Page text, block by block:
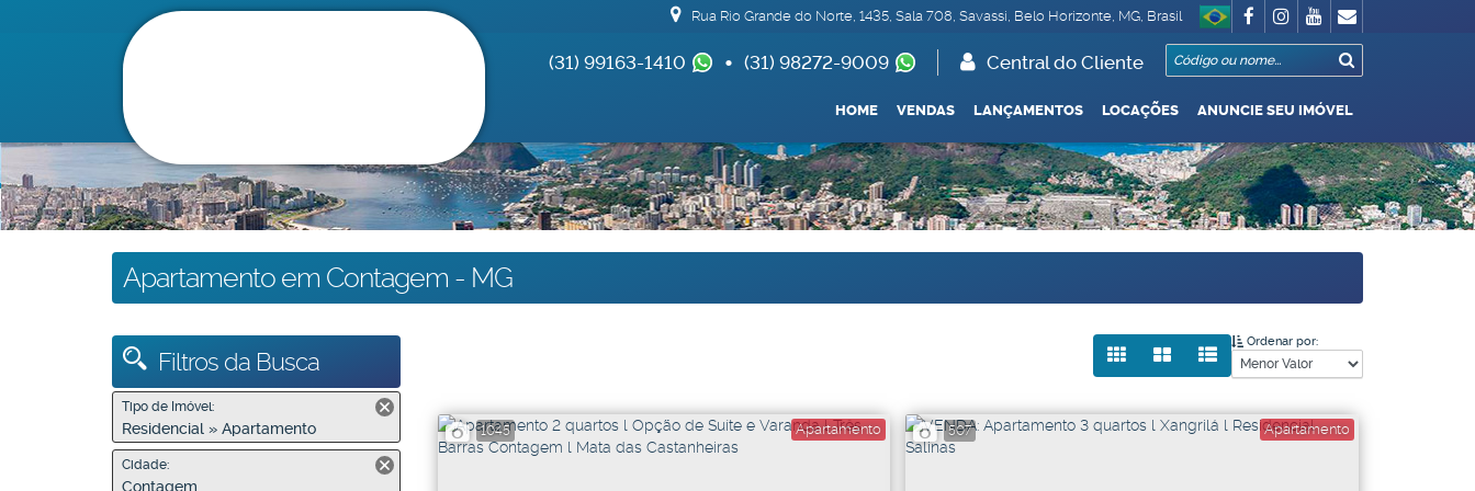
Rua Rio Grande do Norte, 1435, Sala 708, Savassi, Belo Horizonte, MG, Brasil
Central do Cliente
(31) 99163-1410
(31) 98272-9009
ANUNCIE SEU IMÓVEL
LOCAÇÕES
LANÇAMENTOS
VENDAS
HOME
Apartamento em Contagem - MG
Filtros da Busca
Tipo de Imóvel:
Residencial » Apartamento
Cidade:
Contagem
Ordenar por:
1045 Apartamento 507 Apartamento